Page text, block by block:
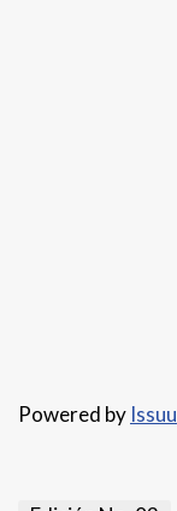
Powered by Issuu